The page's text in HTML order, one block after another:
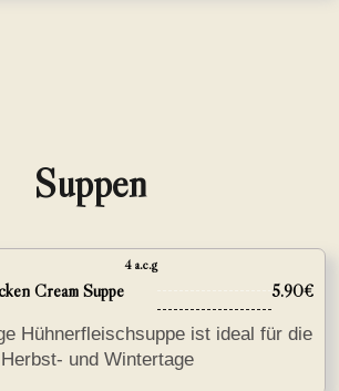
Suppen
Cream Suppe
4 a.c.g
5.90€
Hühnerfleischsuppe ist ideal für die
und Wintertage